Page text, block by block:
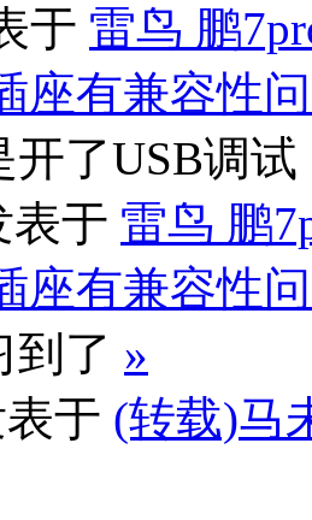
于 雷鸟 鹏
座有兼容性
开了USB调
表于 雷鸟 鹏
座有兼容性
到了 »
于 (转载)马